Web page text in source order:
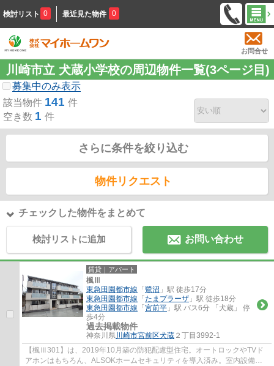
検討リスト 0 最近見た物件 0
お問合せ
川崎市立 犬蔵小学校の周辺物件一覧(3ページ目)
募集中のみ表示
該当物件 141 件
空き数 1 件
さらに条件を絞り込む
物件リクエスト
チェックした物件をまとめて
検討リストに追加 お問い合わせ
賃貸｜アパート
楓Ⅲ
東急田園都市線 「 鷺沼 」駅 徒歩17分
東急田園都市線 「 たまプラーザ 」駅 徒歩18分
東急田園都市線 「 宮前平 」駅 バス6分 「犬蔵」 停
歩4分
過去掲載物件
神奈川県川崎市宮前区犬蔵 ２丁目3992-1
【楓Ⅲ301】は、2019年10月築の防犯配慮型住宅。オートロックやTVド
アホンはもちろん、ALSOKホームセキュリティを導入済み。室内設備も